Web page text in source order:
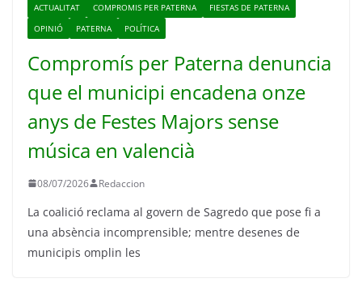
ACTUALITAT COMPROMIS PER PATERNA
FIESTAS DE PATERNA
OPINIÓ
PATERNA POLÍTICA
Compromís per Paterna denuncia
que el municipi encadena onze
anys de Festes Majors sense
música en valencià
08/07/2026 Redaccion
La coalició reclama al govern de Sagredo que pose fi a
una absència incomprensible; mentre desenes de
municipis omplin les